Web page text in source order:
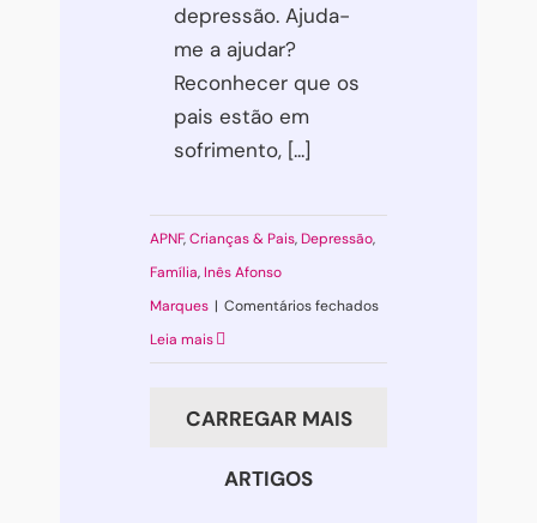
depressão. Ajuda-
me a ajudar?
Reconhecer que os
pais estão em
sofrimento, [...]
APNF,Crianças & Pais, Depressão,
Família, Inês Afonso
Marques | Comentários fechadosem
Leia mais
CARREGAR MAIS
ARTIGOS